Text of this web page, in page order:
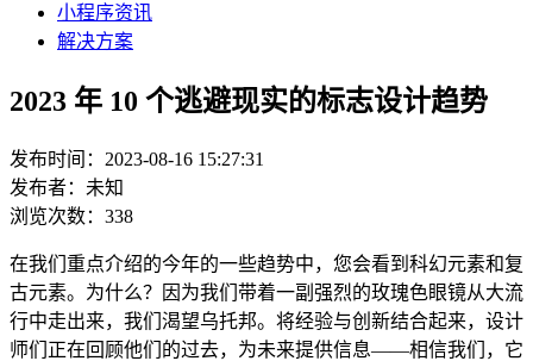
小程序资讯
解决方案
2023 年 10 个逃避现实的标志设计趋势
发布时间：2023-08-16 15:27:31
发布者：未知
浏览次数：338
在我们重点介绍的今年的一些趋势中，您会看到科幻元素和复
古元素。为什么？因为我们带着一副强烈的玫瑰色眼镜从大流
行中走出来，我们渴望乌托邦。将经验与创新结合起来，设计
师们正在回顾他们的过去，为未来提供信息——相信我们，它